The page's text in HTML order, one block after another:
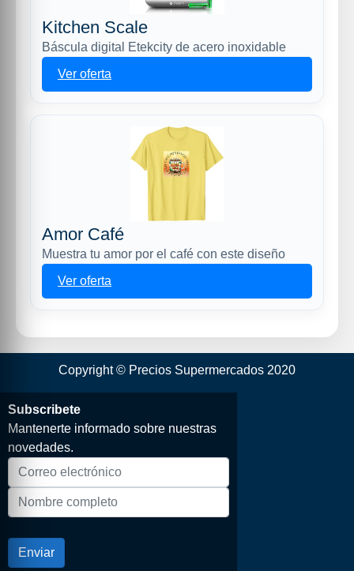
Kitchen Scale
Báscula digital Etekcity de acero inoxidable
Ver oferta
Amor Café
Muestra tu amor por el café con este diseño
Ver oferta
Copyright © Precios Supermercados 2020
Subscribete
Mantenerte informado sobre nuestras
novedades.